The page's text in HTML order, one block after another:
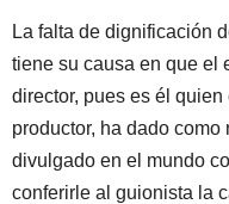
La falta de dignificación
tiene su causa en que el
director, pues es él
productor, ha dado
divulgado en el mundo
conferirle al guionista la